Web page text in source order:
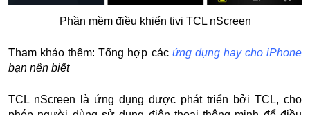
Phần mềm điều khiển tivi TCL nScreen
Tham khảo thêm: Tổng hợp các ứng dụng hay cho iPhone
bạn nên biết
TCL nScreen là ứng dụng được phát triển bởi TCL, cho